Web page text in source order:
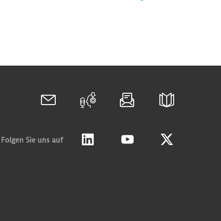
Folgen Sie uns auf